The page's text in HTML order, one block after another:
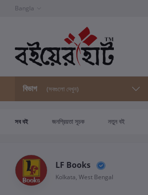
Bangla
বিভাগ (সবগুলো দেখুন)
সব বই জনপ্রিয়তা সূচক নতুন বই
LF Books
Kolkata, West Bengal